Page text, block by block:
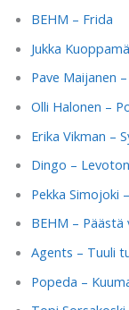
BEHM – Frida
Jukka
Pave Maijanen
Olli Halonen –
Erika Vikman –
Dingo –
Pekka Simojoki
BEHM – Päästä
Agents – Tuuli
Popeda –